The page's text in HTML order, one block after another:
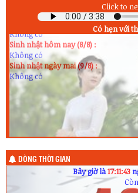
Click to
Có hẹn với
Sinh nhật hôm qua (7/8) :
Sinh nhật hôm nay (8/8) :
Không có
Sinh nhật ngày mai (9/8) :
Không có
DÒNG THỜI GIAN
Bây giờ là17:11:44
Còn